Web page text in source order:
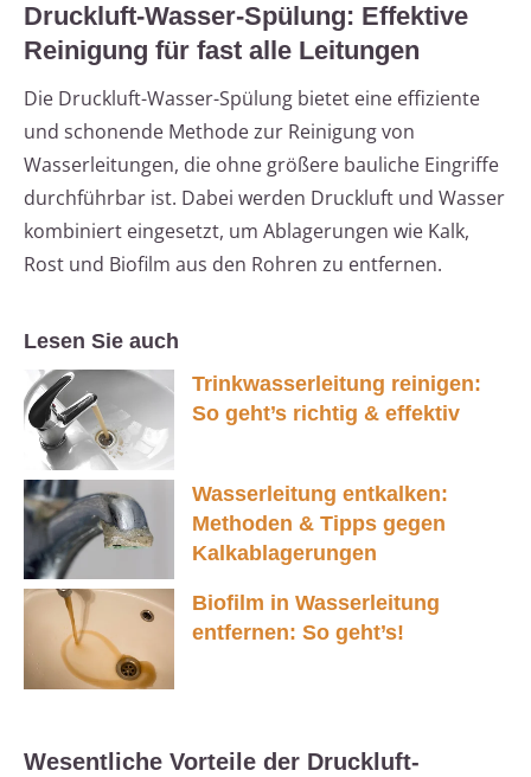
Druckluft-Wasser-Spülung: Effektive
Reinigung für fast alle Leitungen
Die Druckluft-Wasser-Spülung bietet eine effiziente
und schonende Methode zur Reinigung von
Wasserleitungen, die ohne größere bauliche Eingriffe
durchführbar ist. Dabei werden Druckluft und Wasser
kombiniert eingesetzt, um Ablagerungen wie Kalk,
Rost und Biofilm aus den Rohren zu entfernen.
Lesen Sie auch
Trinkwasserleitung reinigen:
So geht’s richtig & effektiv
Wasserleitung entkalken:
Methoden & Tipps gegen
Kalkablagerungen
Biofilm in Wasserleitung
entfernen: So geht’s!
Wesentliche Vorteile der Druckluft-